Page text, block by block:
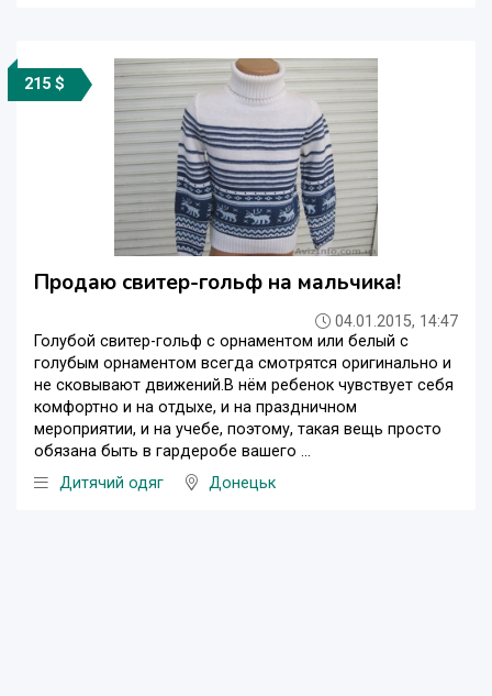
215 $
Продаю свитер-гольф на мальчика!
04.01.2015, 14:47
Голубой свитер-гольф с орнаментом или белый с
голубым орнаментом всегда смотрятся оригинально и
не сковывают движений.В нём ребенок чувствует себя
комфортно и на отдыхе, и на праздничном
мероприятии, и на учебе, поэтому, такая вещь просто
обязана быть в гардеробе вашего ...
Дитячий одяг
Донецьк